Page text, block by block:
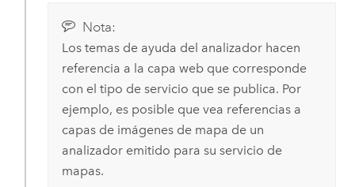
Nota:
Los temas de ayuda del analizador hacen
referencia a la capa web que corresponde
con el tipo de servicio que se publica. Por
ejemplo, es posible que vea referencias a
capas de imágenes de mapa de un
analizador emitido para su servicio de
mapas.